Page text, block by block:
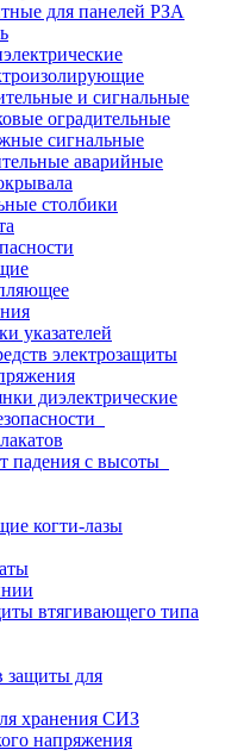
для панелей РЗА
и сигнальные
оградительные
сигнальные
аварийные
столбики
указателей
электрозащиты
диэлектрические
падения с высоты
когти-лазы
втягивающего типа
защиты для
хранения СИЗ
напряжения